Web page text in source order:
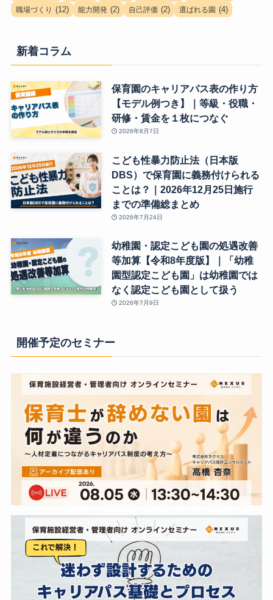
職場づくり (12) 能力開発 (2) 自己評価 (2) 選ばれる園 (4)
新着コラム
保育園のキャリアパス表の作り方
【モデル例つき】｜等級・役職・
研修・賃金を１枚につなぐ
2026年8月7日
こども性暴力防止法（日本版
DBS）で保育園に義務付けられる
ことは？｜2026年12月25日施行
までの準備総まとめ
2026年7月24日
幼稚園・認定こども園の処遇改善
等加算【令和8年度版】｜「幼稚
園型認定こども園」は幼稚園では
なく認定こども園として扱う
2026年7月9日
開催予定のセミナー